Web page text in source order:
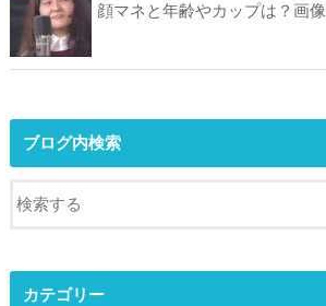
顔マネと年齢やカップは？画像
ブログ内検索
カテゴリー